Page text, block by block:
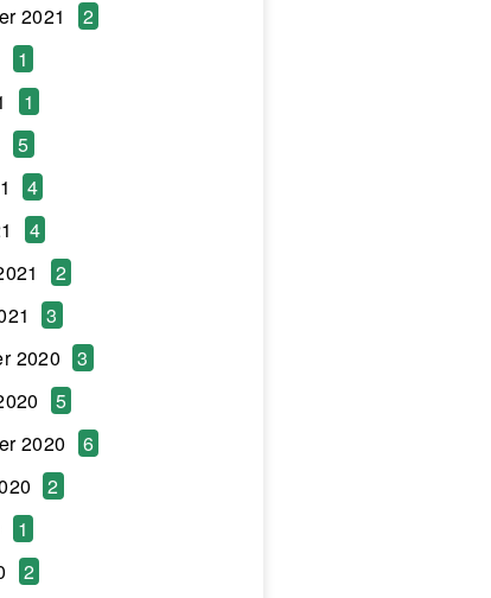
2021
2
1
1
5
4
4
2
3
2020
3
5
2020
6
2
1
2